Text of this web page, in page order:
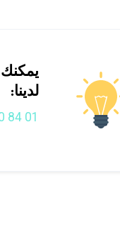
لدينا:
01 84 80 44 24